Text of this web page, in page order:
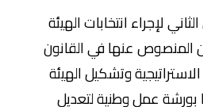
يوم 11 كانون الثاني لإجراء انتخابات الهيئة
المنصوص عنها في القانون
الاستراتيجية وتشكيل الهيئة
بورشة عمل وطنية لتعديل